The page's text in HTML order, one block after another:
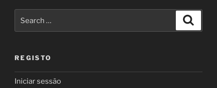
for:
REGISTO
Iniciar sessão